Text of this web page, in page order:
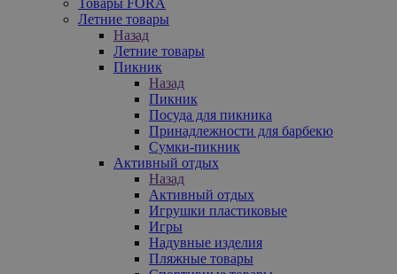
Летние товары
Назад
Летние товары
Пикник
Назад
Пикник
Посуда для пикника
Принадлежности для барбекю
Сумки-пикник
Активный отдых
Назад
Активный отдых
Игрушки пластиковые
Игры
Надувные изделия
Пляжные товары